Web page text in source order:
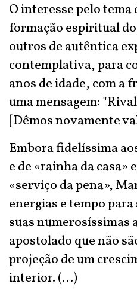
O interesse pelo tema
formação espiritual
outros de autêntica
contemplativa, para
anos de idade, com a
uma mensagem:
[Dêmos novamente
Embora fidelíssima
e de «rainha da casa»
«serviço da pena»,
energias e tempo
suas numerosíssimas
apostolado que não
projeção de um
interior. (...)